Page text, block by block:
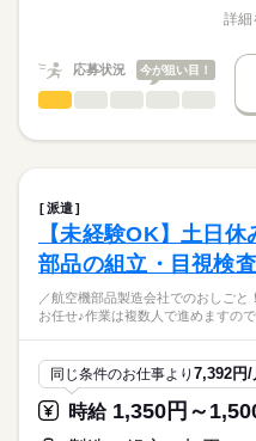
新卒・第二
正
外国人/留学生
就業時間・曜日
働き方・環境
制服あり
禁煙・分煙 バ
派遣活躍中
英語不要
研修後も丁寧に教えてもらえ
未経験の方もご安心ください！
日本語があまり話せない外国
・休憩室あり
・社員食堂あり
・無料駐車場完備
研修後も丁寧に教えてもらえ
未経験の方もご安心ください
※上記給与は時給×8時間×20.4
計算しています。
（時給1,400円～1,600円）
…1時間あたり80円～100円
■深夜手当
■給与締め日：毎月15日（固定
■支払日：月末（固定）
■研修制度
■試用期間：3ヵ月（同条件）
【交通費備考】
※規定あり（上限：月15,000
長期
＊07：10～16：00
＊18：10～03：00
■交替シフト制
■月平均労働日数：20.4日
■休憩50分
■時間外労働：月平均30時間
※深夜業務は法定規定により
休日・休暇 土曜 日曜
■企業カレンダーあり
■年間休日120日
男女の割合 男性
仕事の仕方 ひとりで
職場の様子 しずか
業界 メーカー関連
＜異業種からの転職・未経験
んな風に悩んでいる方を大歓
別な資格は一切問いません。
とんどが未経験からスタート
機械オペレーション
具体的には・・・
●鋳造（ちゅうぞう）業務
型の準備や、金属を加工・成
●機械加工業務
金属製品を決められた形に
削ったり仕上げたりする作業
「難しそう…」と感じるかも
応募資格
■年齢・学歴・経験・資格は
■PCスキルも不要です。
工場ワークデビューの方、
ブランクがある方も大歓迎！
詳細
応募状況 今が狙い目！
派遣
【未経験OK】土日
部品の組立・目視検査
／航空機部品製造会社でのおしご
お任せ♪作業は複数人で進めますの
同じ条件のお仕事より 7,392円
時給1,350円～